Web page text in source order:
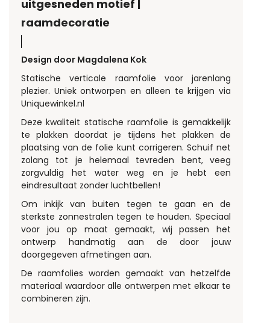
uitgesneden motief |
raamdecoratie
Design door Magdalena Kok
Statische verticale raamfolie voor jarenlang
plezier. Uniek ontworpen en alleen te krijgen via
Uniquewinkel.nl
Deze kwaliteit statische raamfolie is gemakkelijk
te plakken doordat je tijdens het plakken de
plaatsing van de folie kunt corrigeren. Schuif net
zolang tot je helemaal tevreden bent, veeg
zorgvuldig het water weg en je hebt een
eindresultaat zonder luchtbellen!
Om inkijk van buiten tegen te gaan en de
sterkste zonnestralen tegen te houden. Speciaal
voor jou op maat gemaakt, wij passen het
ontwerp handmatig aan de door jouw
doorgegeven afmetingen aan.
De raamfolies worden gemaakt van hetzelfde
materiaal waardoor alle ontwerpen met elkaar te
combineren zijn.